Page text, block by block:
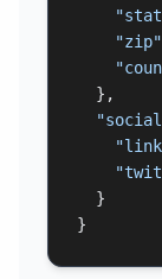
"zip"
  },
  }
}